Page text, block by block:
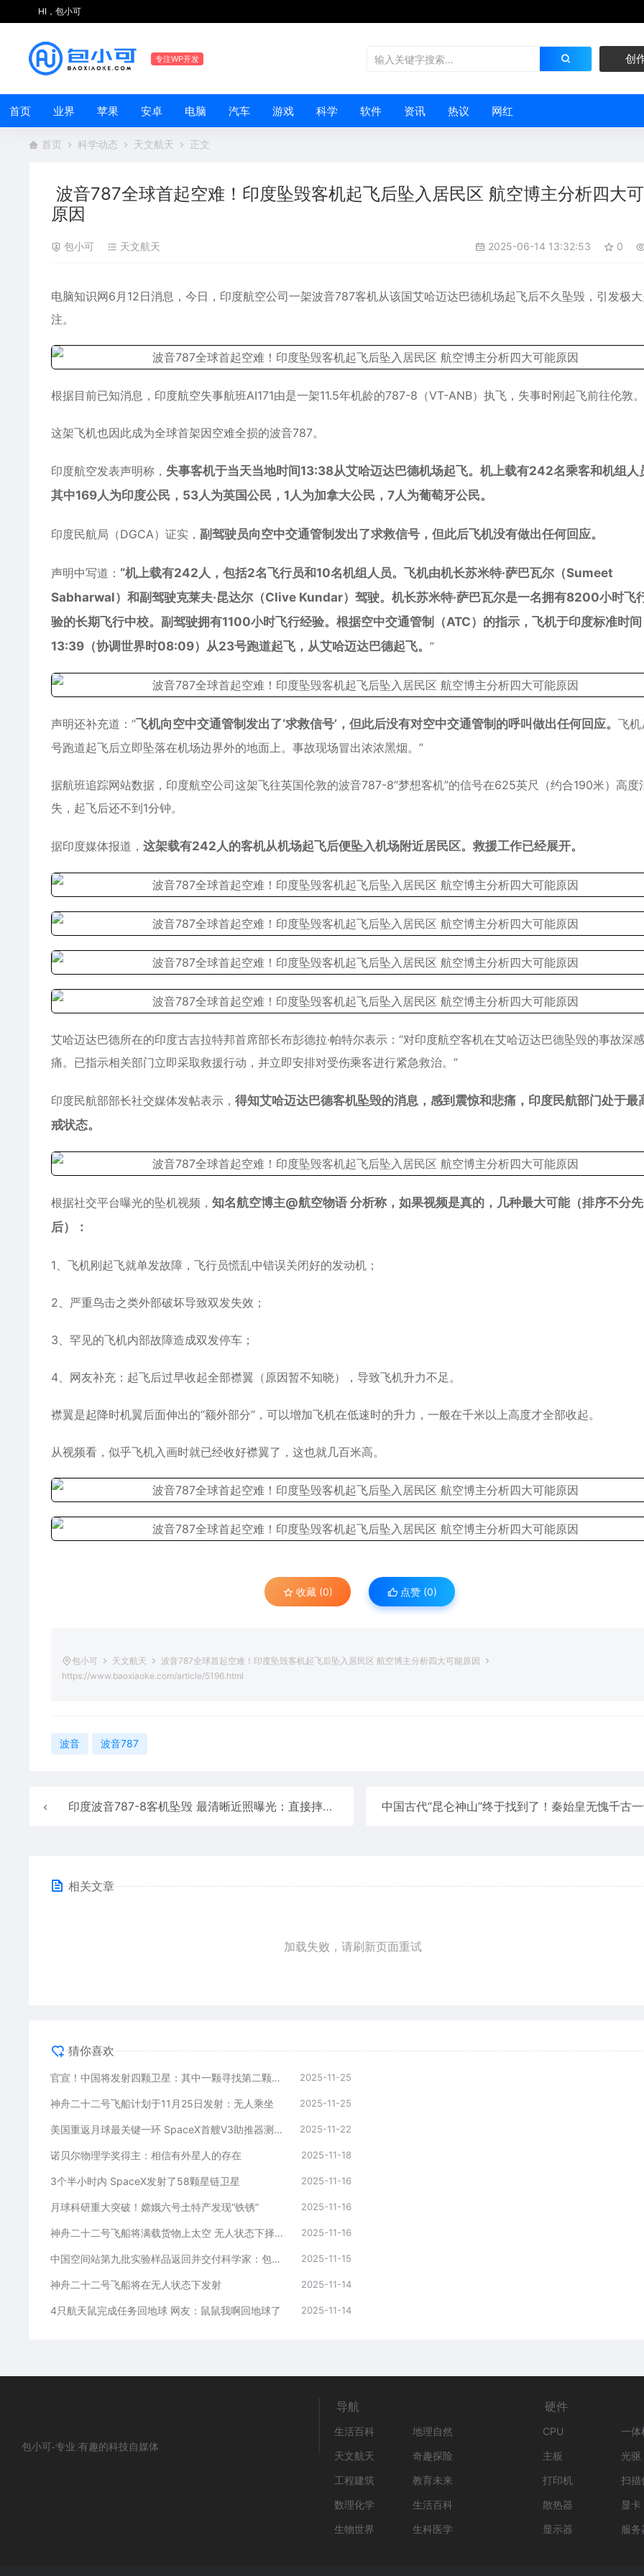
HI，包小可
专注WP开发 创
首页 业界 苹果 安卓 电脑 汽车 游戏 科学 软件 资讯 热议 网红
首页 科学动态 天文航天 正文
波音787全球首起空难！印度坠毁客机起飞后坠入居民区 航空博主分析四大
原因
包小可 天文航天 2025-06-14 13:32:53 0
电脑知识网6月12日消息，今日，印度航空公司一架波音787客机从该国艾哈迈达巴德机场起飞后不久坠毁，引发极
注。
根据目前已知消息，印度航空失事航班AI171由是一架11.5年机龄的787-8（VT-ANB）执飞，失事时刚起飞前往伦敦。
这架飞机也因此成为全球首架因空难全损的波音787。 ​​​
印度航空发表声明称， 失事客机于当天当地时间13:38从艾哈迈达巴德机场起飞。机上载有242名乘客和机组人
其中169人为印度公民，53人为英国公民，1人为加拿大公民，7人为葡萄牙公民。
印度民航局（DGCA）证实， 副驾驶员向空中交通管制发出了求救信号，但此后飞机没有做出任何回应。
声明中写道： “机上载有242人，包括2名飞行员和10名机组人员。飞机由机长苏米特·萨巴瓦尔（Sumeet
Sabharwal）和副驾驶克莱夫·昆达尔（Clive Kundar）驾驶。机长苏米特·萨巴瓦尔是一名拥有8200小时飞
验的长期飞行中校。副驾驶拥有1100小时飞行经验。根据空中交通管制（ATC）的指示，飞机于印度标准时间
13:39（协调世界时08:09）从23号跑道起飞，从艾哈迈达巴德起飞。 ”
声明还补充道：“飞机向空中交通管制发出了‘求救信号’，但此后没有对空中交通管制的呼叫做出任何回应。 飞
号跑道起飞后立即坠落在机场边界外的地面上。事故现场冒出浓浓黑烟。”
据航班追踪网站数据，印度航空公司这架飞往英国伦敦的波音787-8“梦想客机”的信号在625英尺（约合190米）高度
失，起飞后还不到1分钟。
据印度媒体报道， 这架载有242人的客机从机场起飞后便坠入机场附近居民区。救援工作已经展开。
艾哈迈达巴德所在的印度古吉拉特邦首席部长布彭德拉·帕特尔表示：“对印度航空客机在艾哈迈达巴德坠毁的事故深
痛。已指示相关部门立即采取救援行动，并立即安排对受伤乘客进行紧急救治。”
印度民航部部长社交媒体发帖表示， 得知艾哈迈达巴德客机坠毁的消息，感到震惊和悲痛，印度民航部门处于最
戒状态。
根据社交平台曝光的坠机视频， 知名航空博主@航空物语 分析称，如果视频是真的，几种最大可能（排序不分先
后）：
1、飞机刚起飞就单发故障，飞行员慌乱中错误关闭好的发动机；
2、严重鸟击之类外部破坏导致双发失效；
3、罕见的飞机内部故障造成双发停车；
4、网友补充：起飞后过早收起全部襟翼（原因暂不知晓），导致飞机升力不足。
襟翼是起降时机翼后面伸出的“额外部分”，可以增加飞机在低速时的升力，一般在千米以上高度才全部收起。
从视频看，似乎飞机入画时就已经收好襟翼了，这也就几百米高。
收藏 (0) 点赞 (0)
包小可 天文航天
波音787全球首起空难！印度坠毁客机起飞后坠入居民区 航空博主分析四大可能原因
https://www.baoxiaoke.com/article/5196.html
波音 波音787
印度波音787-8客机坠毁 最清晰近照曝光：直接摔到楼顶上 中国古代“昆仑神山”终于找到了！秦始皇无愧千古
相关文章
加载失败，请刷新页面重试
猜你喜欢
官宣！中国将发射四颗卫星：其中一颗寻找第二颗地球 2025-11-25
神舟二十二号飞船计划于11月25日发射：无人乘坐 2025-11-25
美国重返月球最关键一环 SpaceX首艘V3助推器测试期间爆炸 2025-11-22
诺贝尔物理学奖得主：相信有外星人的存在 2025-11-18
3个半小时内 SpaceX发射了58颗星链卫星 2025-11-16
月球科研重大突破！嫦娥六号土特产发现“铁锈” 2025-11-16
神舟二十二号飞船将满载货物上太空 无人状态下择机发射 2025-11-16
中国空间站第九批实验样品返回并交付科学家：包含四只太空小鼠 2025-11-15
神舟二十二号飞船将在无人状态下发射 2025-11-14
4只航天鼠完成任务回地球 网友：鼠鼠我啊回地球了 2025-11-14
包小可-专业.有趣的科技自媒体
导航
生活百科
地理自然
天文航天
奇趣探险
工程建筑
教育未来
数理化学
生活百科
生物世界
生科医学
硬件
CPU
一体
主板
光驱
打印机
扫描
散热器
显卡
显示器
服务